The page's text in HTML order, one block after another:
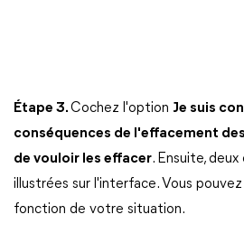
Étape 3.Cochez l'option Je suis
conséquences de l'effacement
de vouloir les effacer. Ensuite,
illustrées sur l'interface. Vous
fonction de votre situation.